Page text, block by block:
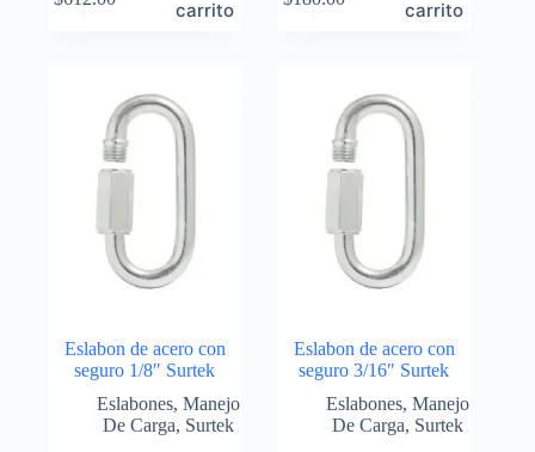
carrito
carrito
Eslabon de acero con
seguro 1/8″ Surtek
Eslabones,Manejo
De Carga, Surtek
Eslabon de acero con
seguro 3/16″ Surtek
Eslabones,Manejo
De Carga, Surtek